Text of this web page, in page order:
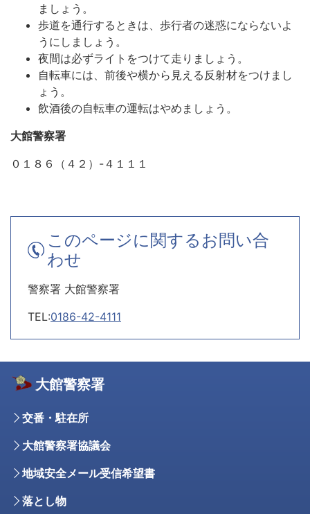
ましょう。
歩道を通行するときは、歩行者の迷惑にならないよ
うにしましょう。
夜間は必ずライトをつけて走りましょう。
自転車には、前後や横から見える反射材をつけまし
ょう。
飲酒後の自転車の運転はやめましょう。
大館警察署
０１８６（４２）-４１１１
このページに関するお問い合
わせ
警察署 大館警察署
TEL:0186-42-4111
大館警察署
交番・駐在所
大館警察署協議会
地域安全メール受信希望書
落とし物